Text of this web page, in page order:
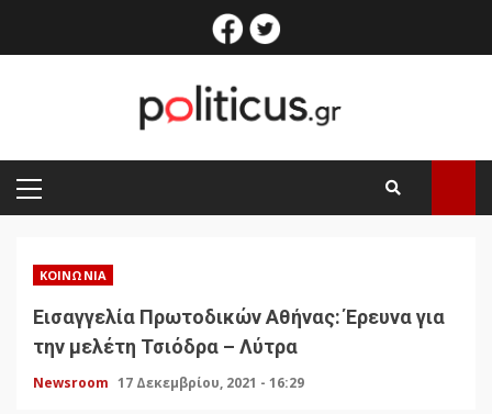
facebook
PRIMARY
MENU
ΚΟΙΝΩΝΊΑ
Εισαγγελία Πρωτοδικών Αθήνας: Έρευνα για
την μελέτη Τσιόδρα – Λύτρα
Newsroom 17 Δεκεμβρίου, 2021 - 16:29